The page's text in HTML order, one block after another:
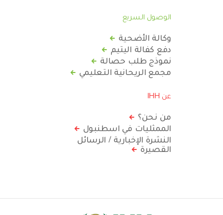
الوصول السريع
وكالة الأضحية
دفع كفالة اليتيم
نموذج طلب حصالة
مجمع الريحانية التعليمي
عن IHH
من نحن؟
الممثليات في اسطنبول
النشرة الإخبارية / الرسائل
القصيرة